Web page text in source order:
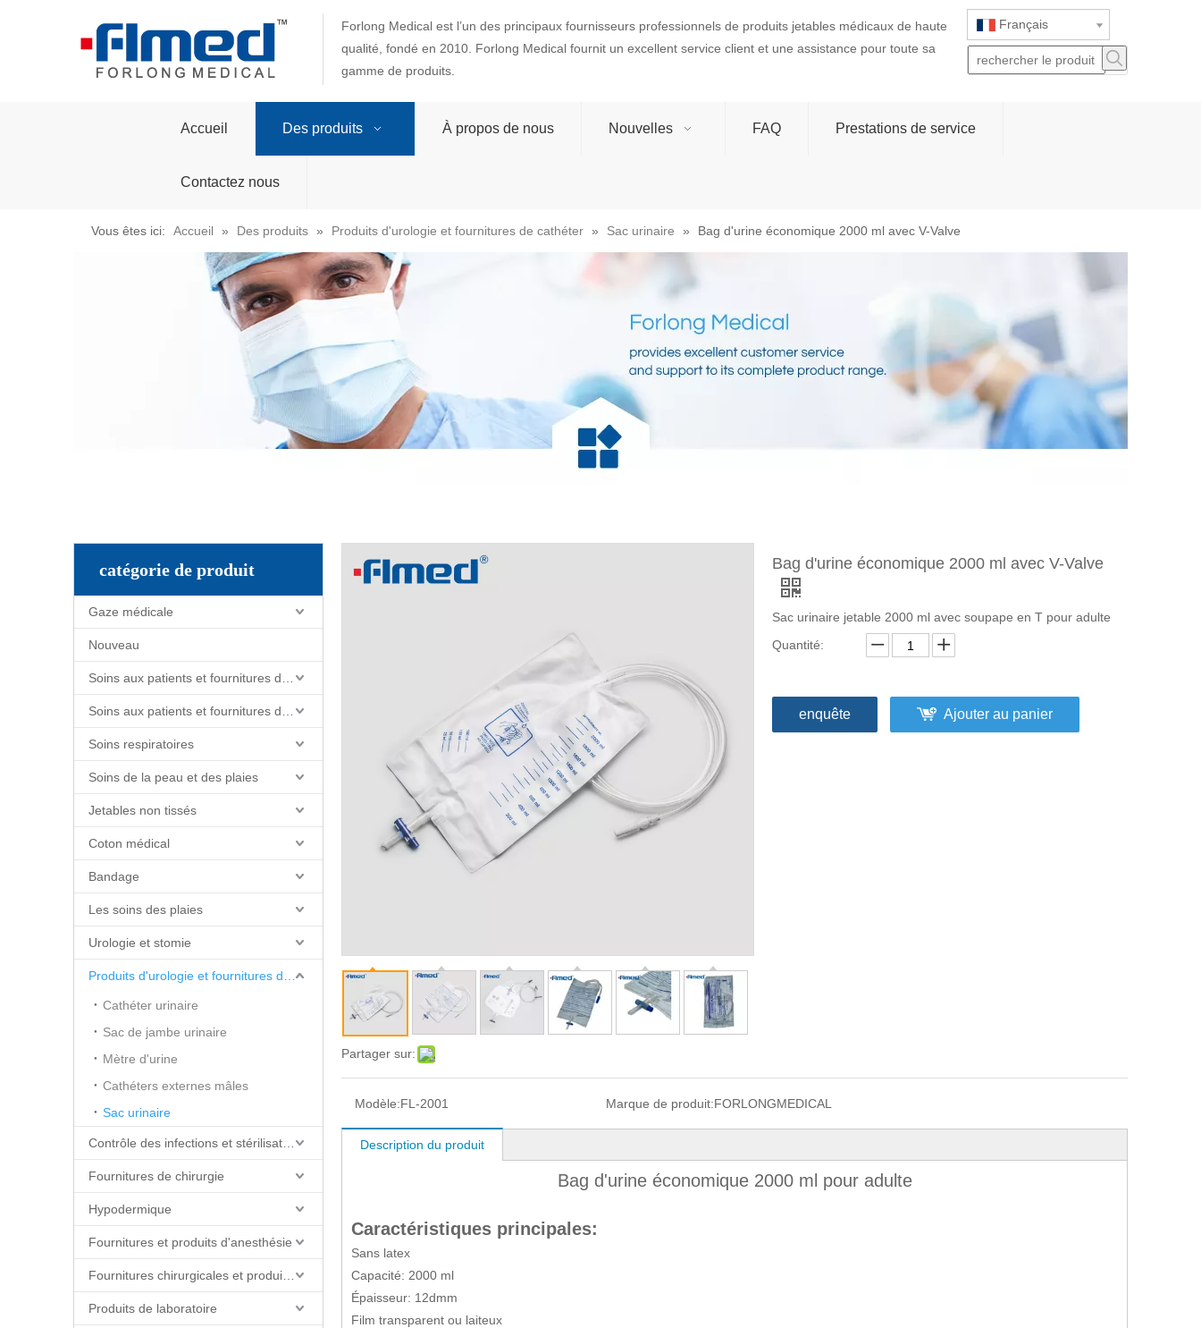
Forlong Medical est l’un des principaux fournisseurs professionnels de produits jetables médicaux de haute
qualité, fondé en 2010. Forlong Medical fournit un excellent service client et une assistance pour toute sa
gamme de produits.
Français
Accueil Des produits À propos de nous Nouvelles FAQ Prestations de service
Contactez nous
Vous êtes ici: Accueil » Des produits » Produits d'urologie et fournitures de cathéter » Sac urinaire » Bag d'urine économique 2000 ml avec V-Valve
catégorie de produit
Gaze médicale
Nouveau
Soins respiratoires
Soins de la peau et des plaies
Jetables non tissés
Coton médical
Bandage
Les soins des plaies
Urologie et stomie
Cathéter urinaire
Sac de jambe urinaire
Mètre d'urine
Cathéters externes mâles
Sac urinaire
Fournitures de chirurgie
Hypodermique
Fournitures et produits d'anesthésie
Produits de laboratoire
Partager sur:
Bag d'urine économique 2000 ml avec V-Valve
Sac urinaire jetable 2000 ml avec soupape en T pour adulte
Quantité:
enquête Ajouter au panier
Modèle:FL-2001 Marque de produit:FORLONGMEDICAL
Description du produit
Bag d'urine économique 2000 ml pour adulte
Caractéristiques principales:
Sans latex
Capacité: 2000 ml
Épaisseur: 12dmm
Film transparent ou laiteux